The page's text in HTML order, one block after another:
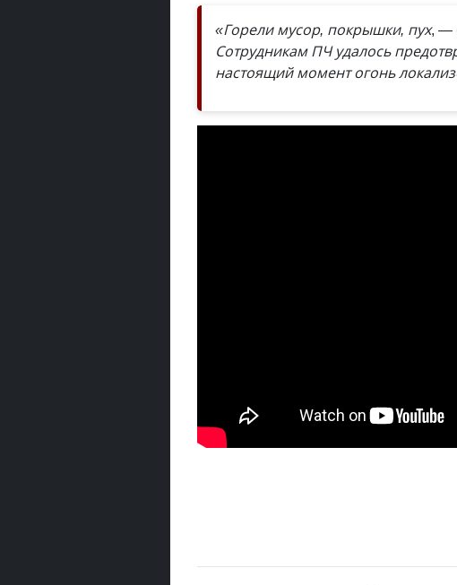
«Горели мусор, покрышки, пух, —
Сотрудникам ПЧ удалось
настоящий момент огонь